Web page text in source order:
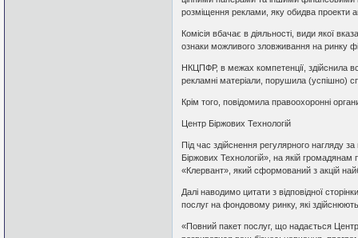
розміщення реклами, яку обидва проекти
Комісія вбачає в діяльності, види якої
ознаки можливого зловживання на ринку
НКЦПФР, в межах компетенції, здійснила
рекламні матеріали, порушила (успішно)
Крім того, повідомила правоохоронні
Центр Біржових Технологій
Під час здійснення регулярного нагляду
Біржових Технологій», на якій
«Клервант», який сформований з акцій
Далі наводимо цитати з відповідної
послуг на фондовому ринку, які
«Повний пакет послуг, що надається